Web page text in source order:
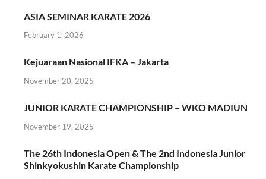
ASIA SEMINAR KARATE 2026
February 1, 2026
Kejuaraan Nasional IFKA – Jakarta
November 20, 2025
JUNIOR KARATE CHAMPIONSHIP – WKO MADIUN
November 19, 2025
The 26th Indonesia Open & The 2nd Indonesia Junior
Shinkyokushin Karate Championship